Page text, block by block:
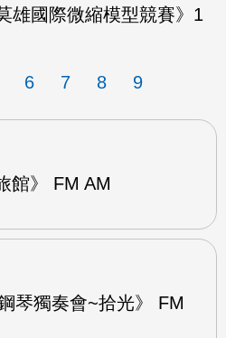
雄國際微縮模型競賽》1
6 7 8 9
館》 FM AM
琴獨奏會~拾光》 FM